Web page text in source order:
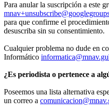
Para anular la suscripción a este
para que confirme el
desuscriba sin su consentimiento.
Cualquier problema no dude en
Informático
¿Es periodista o pertenece a
Poseemos una lista alternativa
un correo a